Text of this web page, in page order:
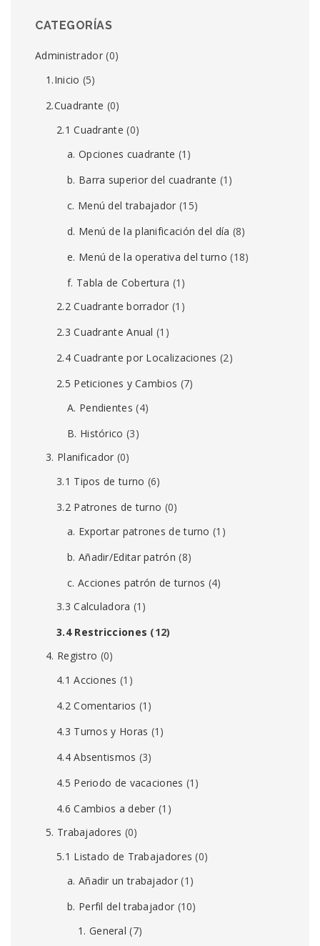
CATEGORÍAS
Administrador(0)
1.Inicio (5)
2.Cuadrante (0)
2.1 Cuadrante (0)
a. Opciones cuadrante (1)
b. Barra superior del cuadrante (1)
c. Menú del trabajador (15)
d. Menú de la planificación del día (8)
e. Menú de la operativa del turno (18)
f. Tabla de Cobertura (1)
2.2 Cuadrante borrador (1)
2.3 Cuadrante Anual (1)
2.4 Cuadrante por Localizaciones (2)
2.5 Peticiones y Cambios (7)
A. Pendientes (4)
B. Histórico (3)
3. Planificador (0)
3.1 Tipos de turno (6)
3.2 Patrones de turno (0)
a. Exportar patrones de turno (1)
b. Añadir/Editar patrón (8)
c. Acciones patrón de turnos (4)
3.3 Calculadora (1)
3.4 Restricciones (12)
4. Registro (0)
4.1 Acciones (1)
4.2 Comentarios (1)
4.3 Turnos y Horas (1)
4.4 Absentismos (3)
4.5 Periodo de vacaciones (1)
4.6 Cambios a deber (1)
5. Trabajadores (0)
5.1 Listado de Trabajadores (0)
a. Añadir un trabajador(1)
b. Perfil del trabajador (10)
1. General (7)